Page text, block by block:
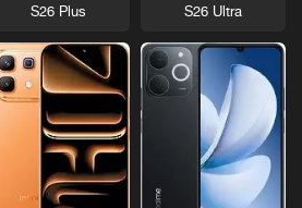
S26 Ultra
S26 Plus